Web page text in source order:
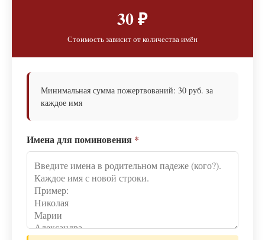
30 ₽
Стоимость зависит от количества имён
Минимальная сумма пожертвований: 30 руб. за
каждое имя
Имена для поминовения *